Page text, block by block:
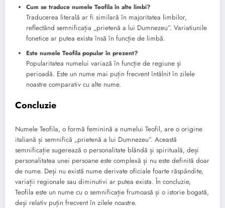
Cum se traduce numele Teofila în alte limbi?
Traducerea literală ar fi similară în majoritatea limbilor,
reflectând semnificația „prietenă a lui Dumnezeu”. Variatiunile
fonetice ar putea exista însă în funcție de limbă.
Este numele Teofila popular în prezent?
Popularitatea numelui variază în funcție de regiune și
perioadă. Este un nume mai puțin frecvent întâlnit în zilele
noastre comparativ cu alte nume.
Concluzie
Numele Teofila, o formă feminină a numelui Teofil, are o origine
italiană și semnifică „prietenă a lui Dumnezeu”. Această
semnificație sugerează o personalitate blândă și spirituală, deși
personalitatea unei persoane este complexă și nu este definită doar
de nume. Deși nu există nume derivate oficiale foarte răspândite,
variații regionale sau diminutivi ar putea exista. În concluzie,
Teofila este un nume cu o semnificație frumoasă și o istorie bogată,
deși relativ puțin frecvent în zilele noastre.